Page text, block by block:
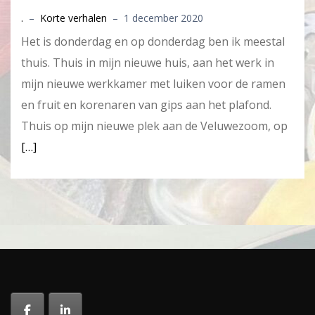
. – Korte verhalen – 1 december 2020
Het is donderdag en op donderdag ben ik meestal
thuis. Thuis in mijn nieuwe huis, aan het werk in
mijn nieuwe werkkamer met luiken voor de ramen
en fruit en korenaren van gips aan het plafond.
Thuis op mijn nieuwe plek aan de Veluwezoom, op
[…]